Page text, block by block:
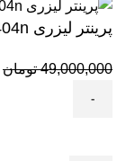
پرینتر لیزری HP LaserJet Pro M404n
49,000,000 تومان